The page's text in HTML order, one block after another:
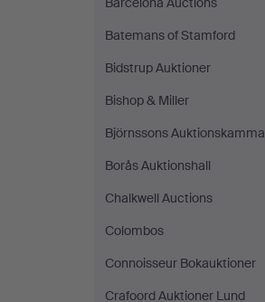
Batemans of Stamford
Bidstrup Auktioner
Bishop & Miller
Björnssons
Borås Auktionshall
Chalkwell Auctions
Colombos
Connoisseur Bokauktioner
Crafoord Auktioner Lund